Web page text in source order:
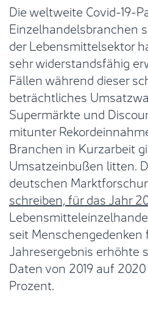
Die weltweite Covid-19-
Einzelhandelsbranchen
der Lebensmittelsektor
sehr widerstandsfähig
Fällen während dieser
beträchtliches
Supermärkte und
mitunter
Branchen in Kurzarbeit
Umsatzeinbußen litten.
deutschen
schreiben, für das Jahr
seit Menschengedenken
Jahresergebnis erhöhte
Daten von 2019 auf
Prozent.